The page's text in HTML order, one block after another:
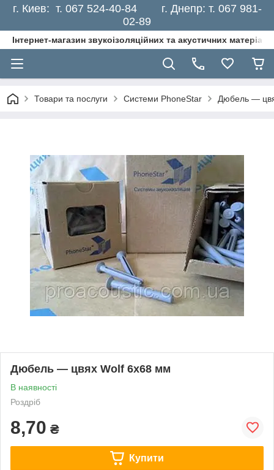
г. Киев: т. 067 524-40-84 г. Днепр: т. 067 981-
02-89
Інтернет-магазин звукоізоляційних та акустичних
Товари та послуги Системи PhoneStar Дюбель —
Дюбель — цвях Wolf 6x68 мм
В наявності
Роздріб
8,70 ₴
Купити